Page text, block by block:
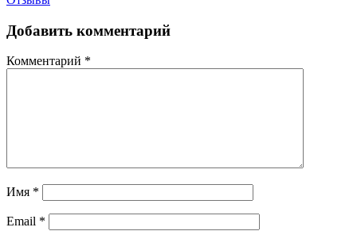
Добавить комментарий
Комментарий *
Имя *
Email *